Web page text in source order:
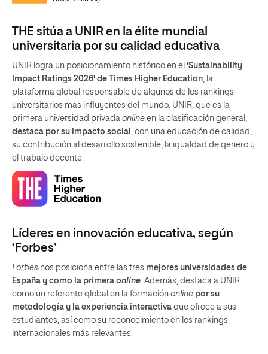
THE sitúa a UNIR en la élite mundial
universitaria por su calidad educativa
UNIR logra un posicionamiento histórico en el ‘Sustainability
Impact Ratings 2026’ de Times Higher Education, la
plataforma global responsable de algunos de los rankings
universitarios más influyentes del mundo. UNIR, que es la
primera universidad privada online en la clasificación general,
destaca por su impacto social , con una educación de calidad,
su contribución al desarrollo sostenible, la igualdad de genero y
el trabajo decente.
Líderes en innovación educativa, según
‘Forbes’
Forbes nos posiciona entre las tres mejores universidades de
España y como la primera online. Además, destaca a UNIR
como un referente global en la formación online por su
metodología y la experiencia interactiva que ofrece a sus
estudiantes, así como su reconocimiento en los rankings
internacionales más relevantes.